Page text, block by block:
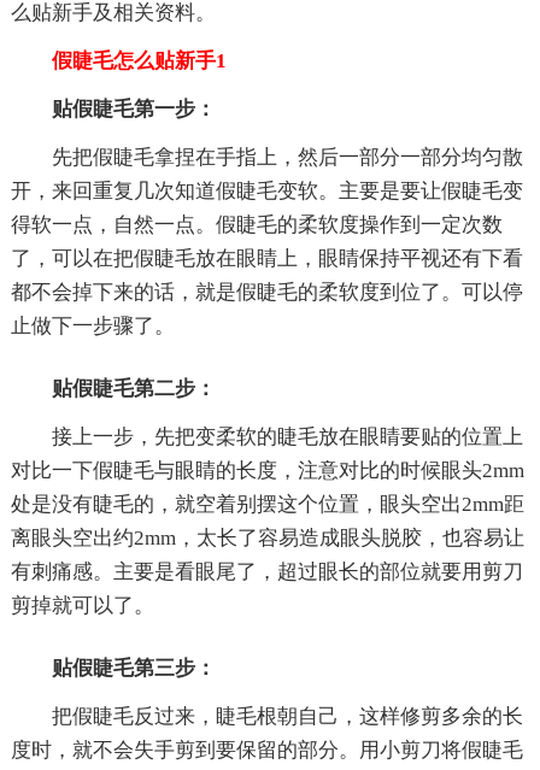
么贴新手及相关资料。
假睫毛怎么贴新手1
贴假睫毛第一步：
先把假睫毛拿捏在手指上，然后一部分一部分均匀散
开，来回重复几次知道假睫毛变软。主要是要让假睫毛变
得软一点，自然一点。假睫毛的柔软度操作到一定次数
了，可以在把假睫毛放在眼睛上，眼睛保持平视还有下看
都不会掉下来的话，就是假睫毛的柔软度到位了。可以停
止做下一步骤了。
贴假睫毛第二步：
接上一步，先把变柔软的睫毛放在眼睛要贴的位置上
对比一下假睫毛与眼睛的长度，注意对比的时候眼头2mm
处是没有睫毛的，就空着别摆这个位置，眼头空出2mm距
离眼头空出约2mm，太长了容易造成眼头脱胶，也容易让
有刺痛感。主要是看眼尾了，超过眼长的部位就要用剪刀
剪掉就可以了。
贴假睫毛第三步：
把假睫毛反过来，睫毛根朝自己，这样修剪多余的长
度时，就不会失手剪到要保留的部分。用小剪刀将假睫毛